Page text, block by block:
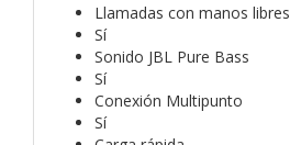
Llamadas con manos libres
Sí
Sonido JBL Pure Bass
Sí
Conexión Multipunto
Sí